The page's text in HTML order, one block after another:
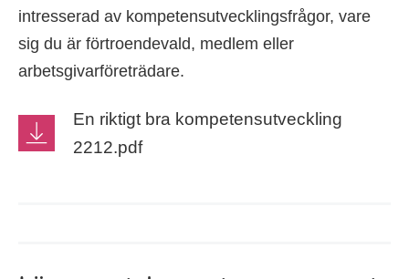
intresserad av kompetensutvecklingsfrågor, vare
sig du är förtroendevald, medlem eller
arbetsgivarföreträdare.
En riktigt bra kompetensutveckling
2212.pdf